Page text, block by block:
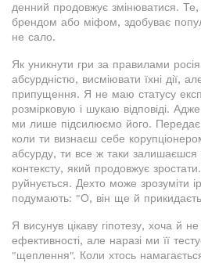
денний продовжує змінюватися.
брендом або міфом, здобуває
не сало.
Як уникнути гри за правилами
абсурдністю, висміювати їхні дії,
припущення. Я не маю статусу
розмірковую і шукаю відповіді.
ми лише підсилюємо його.
коли ти визнаєш себе
абсурду, ти все ж таки залишаєшся
контексту, який продовжує
руйнується. Дехто може зрозуміти
подумають: "О, він ще й
Я висунув цікаву гіпотезу, хоча й
ефективності, але наразі ми її
"щеплення". Коли хтось